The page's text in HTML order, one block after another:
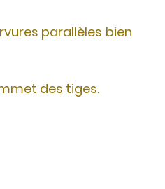
parallèles bien
des tiges.